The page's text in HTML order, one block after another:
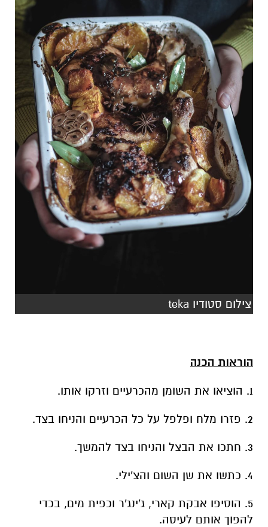
צילום סטודיו teka
הוראות הכנה
1. הוציאו את השומן מהכרעיים וזרקו אותו.
2. פזרו מלח ופלפל על כל הכרעיים והניחו בצד.
3. חתכו את הבצל והניחו בצד להמשך.
4. כתשו את שן השום והצ'ילי.
5. הוסיפו אבקת קארי, ג'ינג'ר וכפית מים, בכדי
להפוך אותם לעיסה.